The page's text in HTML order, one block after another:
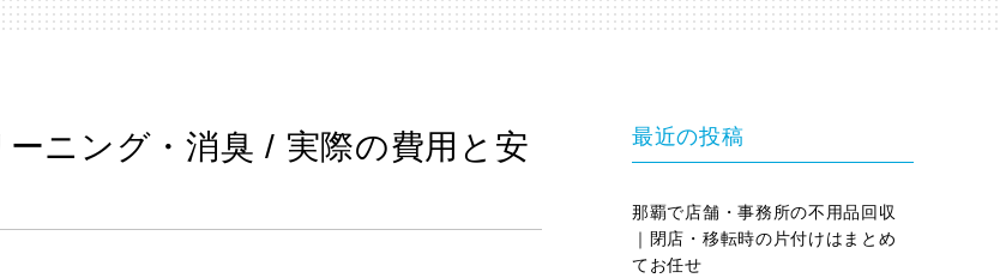
ーニング・消臭 / 実際の費用と安
最近の投稿
那覇で店舗・事務所の不用品回収
｜閉店・移転時の片付けはまとめ
てお任せ